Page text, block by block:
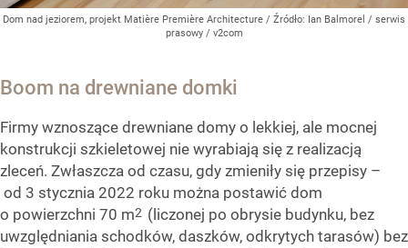
Dom nad jeziorem, projekt Matière Première Architecture / Źródło: Ian Balmorel / serwis
prasowy / v2com
Boom na drewniane domki
Firmy wznoszące drewniane domy o lekkiej, ale mocnej
konstrukcji szkieletowej nie wyrabiają się z realizacją
zleceń. Zwłaszcza od czasu, gdy zmieniły się przepisy –
od 3 stycznia 2022 roku można postawić dom
o powierzchni 70 m2 (liczonej po obrysie budynku, bez
uwzględniania schodków, daszków, odkrytych tarasów) bez